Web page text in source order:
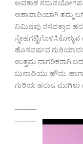
ಅವಕಾಶ
ಆಶಾವಾದಿಯಾಗಿ ತಮ್ಮ
ನಿಮಿಷವು ರಸವತ್ತಾದ
ಹೊಸವರ್ಷದ
ಉತ್ತಮ ನಾಗರಿಕರಾಗಿ
ಬುನಾದಿಯು ಹೌದು.
ಗುರಿಯ ಹರುಷ ಮುಗಿಲು
———
———
———